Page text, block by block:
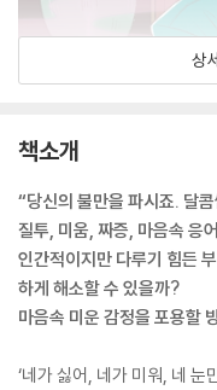
상
책소개
“당신의 불만을 파시죠. 달
질투, 미움, 짜증, 마음속 응
인간적이지만 다루기 힘든
하게 해소할 수 있을까?
마음속 미운 감정을 포용할
‘네가 싫어, 네가 미워, 네